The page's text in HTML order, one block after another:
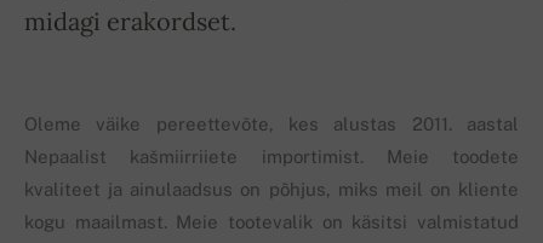
midagi erakordset.
Oleme väike pereettevõte, kes alustas 2011. aastal
Nepaalist kašmiirriiete importimist. Meie toodete
kvaliteet ja ainulaadsus on põhjus, miks meil on kliente
kogu maailmast. Meie tootevalik on käsitsi valmistatud